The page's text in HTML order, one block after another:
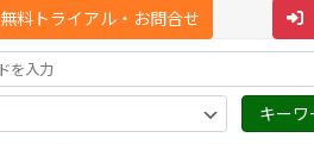
無料トライアル・お問合せ